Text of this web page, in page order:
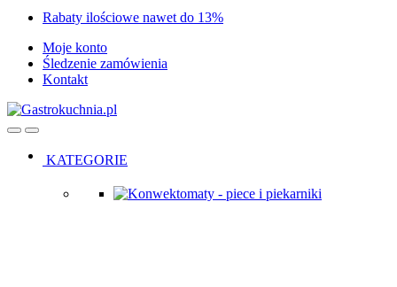
Skip
navigation
Skip
content
Rabaty ilościowe nawet do 13%
Moje konto
Śledzenie zamówienia
Kontakt
OpenClose
KATEGORIE